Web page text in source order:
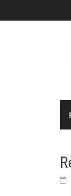
to